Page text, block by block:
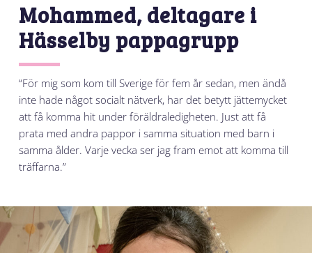
Mohammed, deltagare i
Hässelby pappagrupp
“För mig som kom till Sverige för fem år sedan, men ändå
inte hade något socialt nätverk, har det betytt jättemycket
att få komma hit under föräldraledigheten. Just att få
prata med andra pappor i samma situation med barn i
samma ålder. Varje vecka ser jag fram emot att komma till
träffarna.”